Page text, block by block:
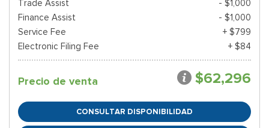
Trade Assist
- $1,000
Finance Assist
- $1,000
Service Fee
+ $799
Electronic Filing Fee
+ $84
Precio de venta $62,296
CONSULTAR DISPONIBILIDAD